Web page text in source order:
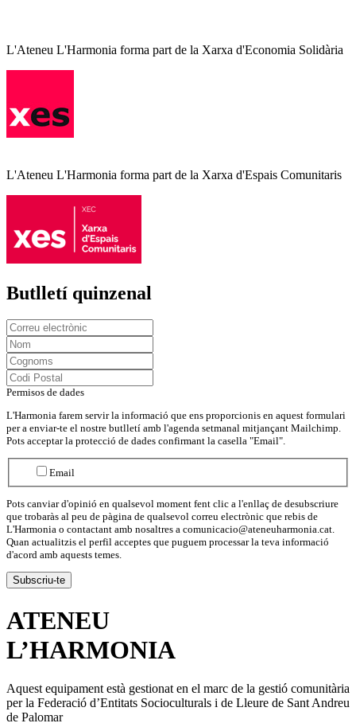
L'Ateneu L'Harmonia forma part de la Xarxa d'Economia Solidària
L'Ateneu L'Harmonia forma part de la Xarxa d'Espais Comunitaris
Butlletí quinzenal
Permisos de dades
L'Harmonia farem servir la informació que ens proporcionis en aquest formulari
per a enviar-te el nostre butlletí amb l'agenda setmanal mitjançant Mailchimp.
Pots acceptar la protecció de dades confirmant la casella "Email".
Email
Pots canviar d'opinió en qualsevol moment fent clic a l'enllaç de desubscriure
que trobaràs al peu de pàgina de qualsevol correu electrònic que rebis de
L'Harmonia o contactant amb nosaltres a comunicacio@ateneuharmonia.cat.
Quan actualitzis el perfil acceptes que puguem processar la teva informació
d'acord amb aquests temes.
ATENEU
L’HARMONIA
Aquest equipament està gestionat en el marc de la gestió comunitària
per la Federació d’Entitats Socioculturals i de Lleure de Sant Andreu
de Palomar